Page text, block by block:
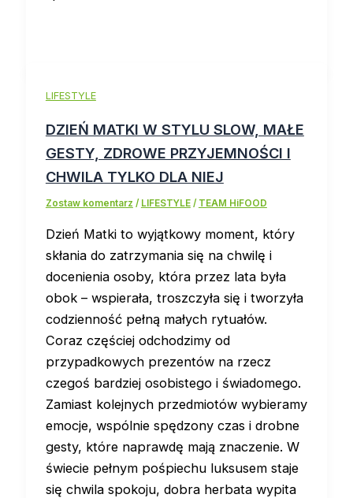
LIFESTYLE
DZIEŃ MATKI W STYLU SLOW, MAŁE
GESTY, ZDROWE PRZYJEMNOŚCI I
CHWILA TYLKO DLA NIEJ
Zostaw komentarz / LIFESTYLE/ TEAM HiFOOD
Dzień Matki to wyjątkowy moment, który
skłania do zatrzymania się na chwilę i
docenienia osoby, która przez lata była
obok – wspierała, troszczyła się i tworzyła
codzienność pełną małych rytuałów.
Coraz częściej odchodzimy od
przypadkowych prezentów na rzecz
czegoś bardziej osobistego i świadomego.
Zamiast kolejnych przedmiotów wybieramy
emocje, wspólnie spędzony czas i drobne
gesty, które naprawdę mają znaczenie. W
świecie pełnym pośpiechu luksusem staje
się chwila spokoju, dobra herbata wypita